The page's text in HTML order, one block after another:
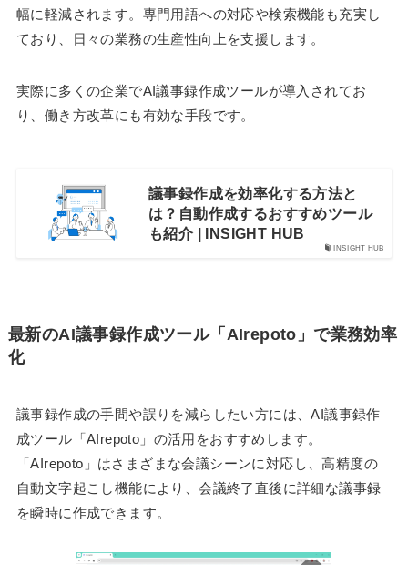
幅に軽減されます。専門用語への対応や検索機能も充実し
ており、日々の業務の生産性向上を支援します。
実際に多くの企業でAI議事録作成ツールが導入されてお
り、働き方改革にも有効な手段です。
INSIGHT HUB
議事録作成を効率化する方法と
は？自動作成するおすすめツール
も紹介 | INSIGHT HUB
最新のAI議事録作成ツール「AIrepoto」で業務効率
化
議事録作成の手間や誤りを減らしたい方には、AI議事録作
成ツール「AIrepoto」の活用をおすすめします。
「AIrepoto」はさまざまな会議シーンに対応し、高精度の
自動文字起こし機能により、会議終了直後に詳細な議事録
を瞬時に作成できます。